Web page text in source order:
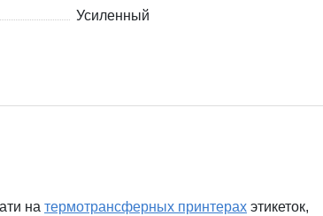
Усиленный
на термотрансферных принтерах этикеток,